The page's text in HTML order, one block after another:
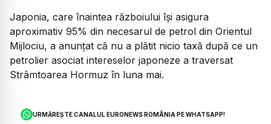
Japonia, care înaintea războiului își asigura
aproximativ 95% din necesarul de petrol din Orientul
Mijlociu, a anunțat că nu a plătit nicio taxă după ce un
petrolier asociat intereselor japoneze a traversat
Strâmtoarea Hormuz în luna mai.
URMĂREȘTE CANALUL EURONEWS ROMÂNIA PE WHATSAPP!